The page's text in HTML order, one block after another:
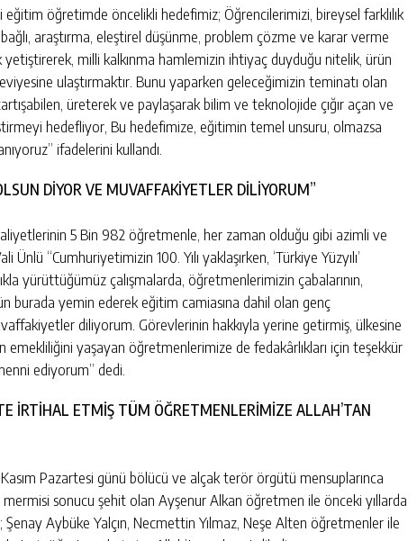
öğretimde öncelikli hedefimiz; Öğrencilerimizi, bireysel farklılık
araştırma, eleştirel düşünme, problem çözme ve karar verme
yetiştirerek, milli kalkınma hamlemizin ihtiyaç duyduğu nitelik, ürün
ulaştırmaktır. Bunu yaparken geleceğimizin teminatı olan
üreterek ve paylaşarak bilim ve teknolojide çığır açan ve
hedefliyor, Bu hedefimize, eğitimin temel unsuru, olmazsa
ifadelerini kullandı.
DİYOR VE MUVAFFAKİYETLER DİLİYORUM”
5 Bin 982 öğretmenle, her zaman olduğu gibi azimli ve
“Cumhuriyetimizin 100. Yılı yaklaşırken, ‘Türkiye Yüzyılı’
yürüttüğümüz çalışmalarda, öğretmenlerimizin çabalarının,
burada yemin ederek eğitim camiasına dahil olan genç
diliyorum. Görevlerinin hakkıyla yerine getirmiş, ülkesine
emekliliğini yaşayan öğretmenlerimize de fedakârlıkları için teşekkür
ediyorum” dedi.
İRTİHAL ETMİŞ TÜM ÖĞRETMENLERİMİZE ALLAH’TAN
Pazartesi günü bölücü ve alçak terör örgütü mensuplarınca
mermisi sonucu şehit olan Ayşenur Alkan öğretmen ile önceki yıllarda
Aybüke Yalçın, Necmettin Yılmaz, Neşe Alten öğretmenler ile